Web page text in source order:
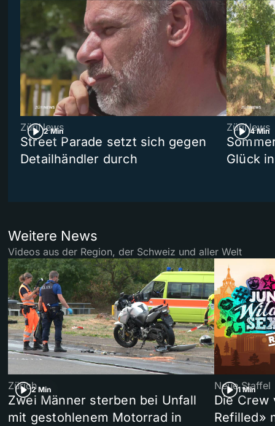
2 Min
ZüriNews
Street Parade setzt sich gegen
Detailhändler durch
4 Min
ZüriNews
Glück
Weitere News
Videos aus der Region, der Schweiz und aller Welt
2 Min
Zürich
Zwei Männer sterben bei Unfall
mit gestohlenem Motorrad in
1 Min
Neue Staffel
Die Crew
Refilled»